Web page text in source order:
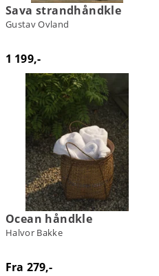
Sava strandhåndkle
Gustav Ovland
1 199,-
Ocean håndkle
Halvor Bakke
Fra 279,-